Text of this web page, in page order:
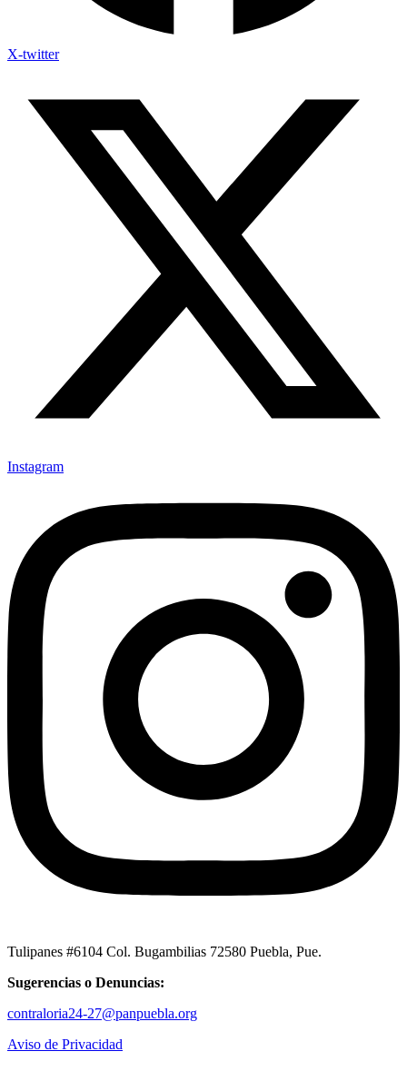
X-twitter
Instagram
Tulipanes #6104 Col. Bugambilias 72580 Puebla, Pue.
Sugerencias o Denuncias:
contraloria24-27@panpuebla.org
Aviso de Privacidad